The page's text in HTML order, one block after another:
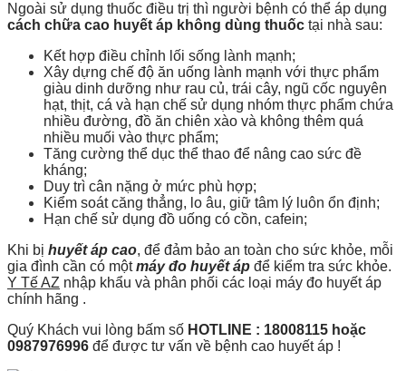
Ngoài sử dụng thuốc điều trị thì người bệnh có thể áp dụng
cách chữa cao huyết áp không dùng thuốc tại nhà sau:
Kết hợp điều chỉnh lối sống lành mạnh;
Xây dựng chế độ ăn uống lành mạnh với thực phẩm
giàu dinh dưỡng như rau củ, trái cây, ngũ cốc nguyên
hạt, thịt, cá và hạn chế sử dụng nhóm thực phẩm chứa
nhiều đường, đồ ăn chiên xào và không thêm quá
nhiều muối vào thực phẩm;
Tăng cường thể dục thể thao để nâng cao sức đề
kháng;
Duy trì cân nặng ở mức phù hợp;
Kiểm soát căng thẳng, lo âu, giữ tâm lý luôn ổn định;
Hạn chế sử dụng đồ uống có cồn, cafein;
Khi bị huyết áp cao, để đảm bảo an toàn cho sức khỏe, mỗi
gia đình cần có mộtmáy đo huyết áp để kiểm tra sức khỏe.
Y Tế AZ nhập khẩu và phân phối các loại máy đo huyết áp
chính hãng .
Quý Khách vui lòng bấm số HOTLINE : 18008115 hoặc
0987976996 để được tư vấn về bệnh cao huyết áp !